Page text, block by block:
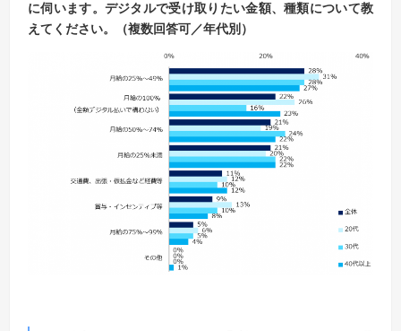
に伺います。 デジタルで受け取りたい金額、種類について教
えてください。（複数回答可／年代別）